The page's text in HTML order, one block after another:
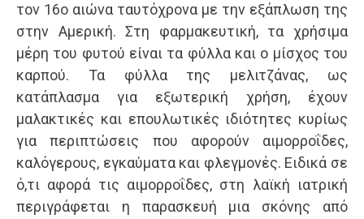
τον 16ο αιώνα ταυτόχρονα με την εξάπλωση της
στην Αμερική. Στη φαρμακευτική, τα χρήσιμα
μέρη του φυτού είναι τα φύλλα και ο μίσχος του
καρπού. Τα φύλλα της μελιτζάνας, ως
κατάπλασμα για εξωτερική χρήση, έχουν
μαλακτικές και επουλωτικές ιδιότητες κυρίως
για περιπτώσεις που αφορούν αιμορροΐδες,
καλόγερους, εγκαύματα και φλεγμονές. Ειδικά σε
ό,τι αφορά τις αιμορροΐδες, στη λαϊκή ιατρική
περιγράφεται η παρασκευή μια σκόνης από